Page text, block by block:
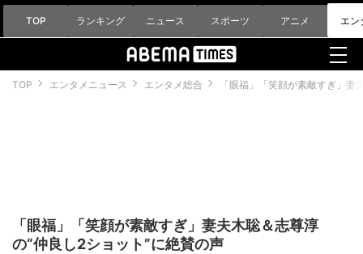
TOP ランキング ニュース スポーツ アニメ エン
TOP エンタメニュース エンタメ総合 「眼福」「笑顔が素敵すぎ」
「眼福」「笑顔が素敵すぎ」妻夫木聡＆志尊淳
の“仲良し2ショット”に絶賛の声